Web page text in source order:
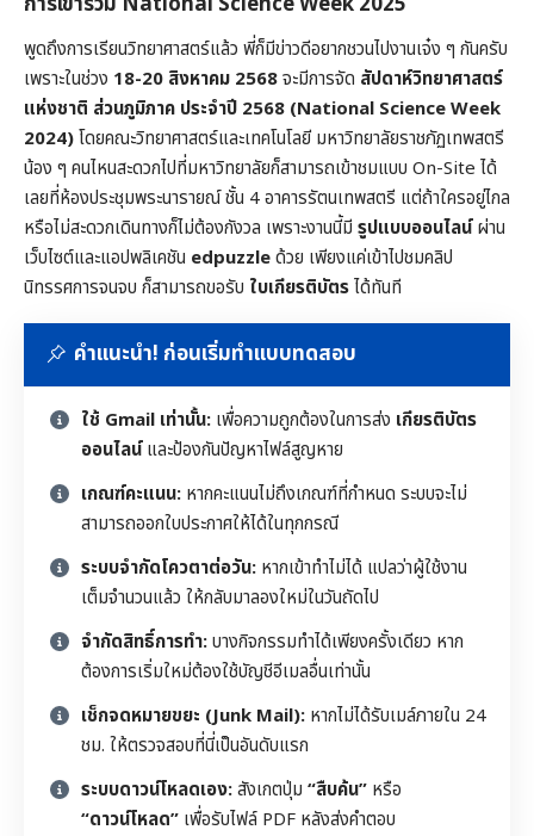
พูดถึงการเรียนวิทยาศาสตร์แล้ว พี่ก็มีข่าวดีอยากชวนไปงานเจ๋ง ๆ กันครับ
เพราะในช่วง 18-20 สิงหาคม 2568จะมีการจัด สัปดาห์วิทยาศาสตร์
แห่งชาติ ส่วนภูมิภาค ประจำปี 2568 (National Science Week
2024)โดยคณะวิทยาศาสตร์และเทคโนโลยี มหาวิทยาลัยราชภัฏเทพสตรี
น้อง ๆ คนไหนสะดวกไปที่มหาวิทยาลัยก็สามารถเข้าชมแบบ On-Site ได้
เลยที่ห้องประชุมพระนารายณ์ ชั้น 4 อาคารรัตนเทพสตรี แต่ถ้าใครอยู่ไกล
หรือไม่สะดวกเดินทางก็ไม่ต้องกังวล เพราะงานนี้มี รูปแบบออนไลน์ผ่าน
เว็บไซต์และแอปพลิเคชัน edpuzzleด้วย เพียงแค่เข้าไปชมคลิป
นิทรรศการจนจบ ก็สามารถขอรับ ใบเกียรติบัตรได้ทันที
คำแนะนำ! ก่อนเริ่มทำแบบทดสอบ
ใช้ Gmail เท่านั้น: เพื่อความถูกต้องในการส่ง เกียรติบัตร
ออนไลน์และป้องกันปัญหาไฟล์สูญหาย
เกณฑ์คะแนน: หากคะแนนไม่ถึงเกณฑ์ที่กำหนด ระบบจะไม่
สามารถออกใบประกาศให้ได้ในทุกกรณี
ระบบจำกัดโควตาต่อวัน: หากเข้าทำไม่ได้ แปลว่าผู้ใช้งาน
เต็มจำนวนแล้ว ให้กลับมาลองใหม่ในวันถัดไป
จำกัดสิทธิ์การทำ:บางกิจกรรมทำได้เพียงครั้งเดียว หาก
ต้องการเริ่มใหม่ต้องใช้บัญชีอีเมลอื่นเท่านั้น
เช็กจดหมายขยะ (Junk Mail): หากไม่ได้รับเมล์ภายใน 24
ชม. ให้ตรวจสอบที่นี่เป็นอันดับแรก
ระบบดาวน์โหลดเอง:สังเกตปุ่ม “สืบค้น” หรือ
“ดาวน์โหลด” เพื่อรับไฟล์ PDF หลังส่งคำตอบ